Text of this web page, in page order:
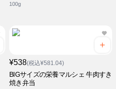
100g
¥538(税込¥581.04)
BIGサイズの栄養マルシェ 牛肉すき
焼き弁当